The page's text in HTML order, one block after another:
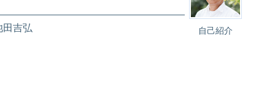
自己紹介
吉弘